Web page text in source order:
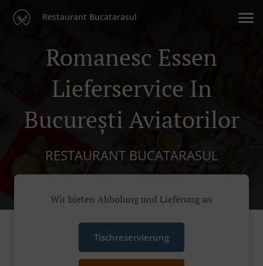
Restaurant Bucatarasul
Romanesc Essen
Lieferservice In
București Aviatorilor
RESTAURANT BUCATARASUL
Wir bieten Abholung und Lieferung an
Tischreservierung